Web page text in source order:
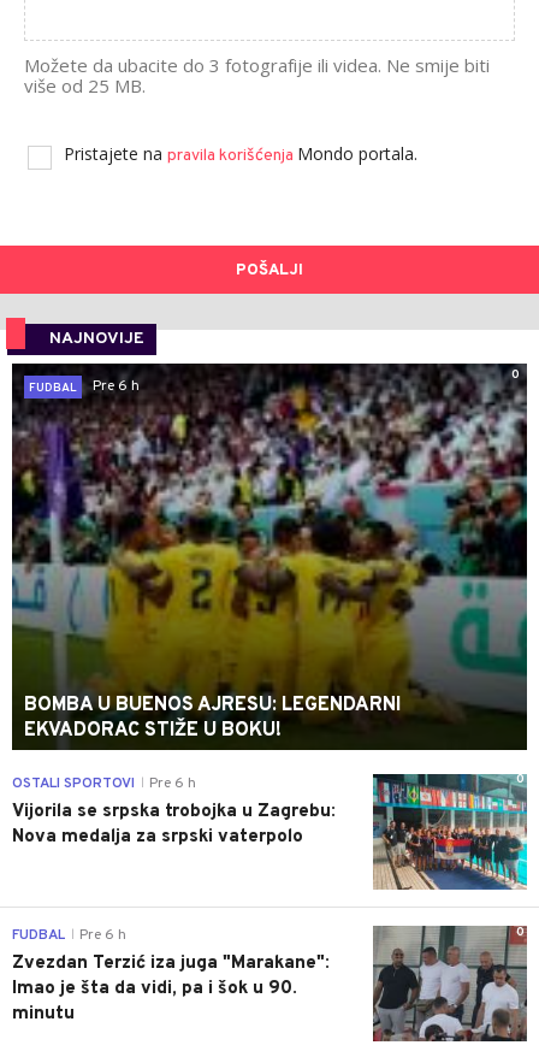
Možete da ubacite do 3 fotografije ili videa. Ne smije biti
više od 25 MB.
Pristajete na pravila korišćenja Mondo portala.
POŠALJI
NAJNOVIJE
0
FUDBAL
Pre 6 h
BOMBA U BUENOS AJRESU: LEGENDARNI
EKVADORAC STIŽE U BOKU!
0
OSTALI SPORTOVI Pre 6 h
Vijorila se srpska trobojka u Zagrebu:
Nova medalja za srpski vaterpolo
0
FUDBAL Pre 6 h
Zvezdan Terzić iza juga "Marakane":
Imao je šta da vidi, pa i šok u 90.
minutu